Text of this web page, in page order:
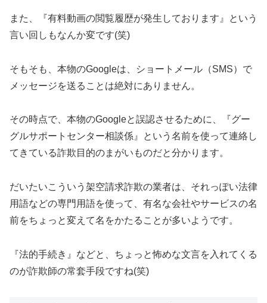
また、『有料動画の閲覧履歴が発生しております』という
言い回しもなんか変です(笑)
そもそも、本物のGoogleは、ショートメール（SMS）で
メッセージを送ることは絶対にありません。
その時点で、本物のGoogleと誤認させるために、『グー
グルサポートセンター相談係』という名前を使って連絡し
てきている詐欺目的のまがいものだと分かります。
だいたいこういう架空請求詐欺の業者は、それっぽい法律
用語などの専門用語を使って、有名な会社やサービスの名
前をちょっと変えて名をかたることが多いようです。
『法的手続き』などと、ちょっと怖めな文言を入れてくる
のが詐欺師の常套手段ですね(笑)